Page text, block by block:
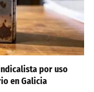
por uso
en Galicia